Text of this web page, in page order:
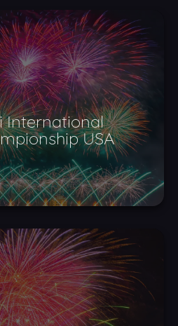
International
USA